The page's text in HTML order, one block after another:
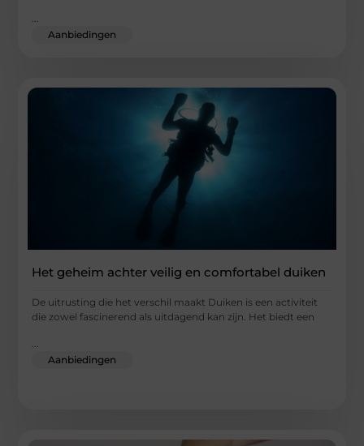
...
Aanbiedingen
Het geheim achter veilig en comfortabel duiken
De uitrusting die het verschil maakt Duiken is een activiteit
die zowel fascinerend als uitdagend kan zijn. Het biedt een
Aanbiedingen